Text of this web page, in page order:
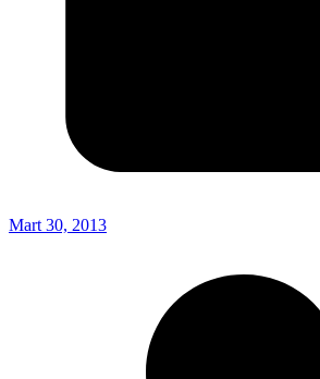
Mart 30, 2013